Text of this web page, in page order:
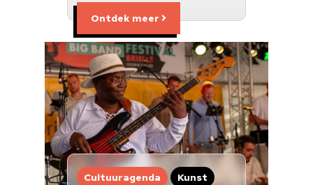
Ontdek meer
Cultuuragenda Kunst